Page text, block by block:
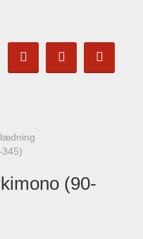
(90-